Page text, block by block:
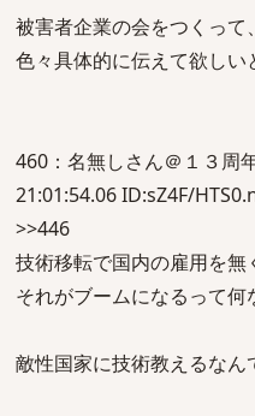
被害者企業の会をつくって
色々具体的に伝えて欲しい
460：名無しさん＠１３周
21:01:54.06 ID:sZ4F/
>>446
技術移転で国内の雇用を無
それがブームになるって
敵性国家に技術教えるな